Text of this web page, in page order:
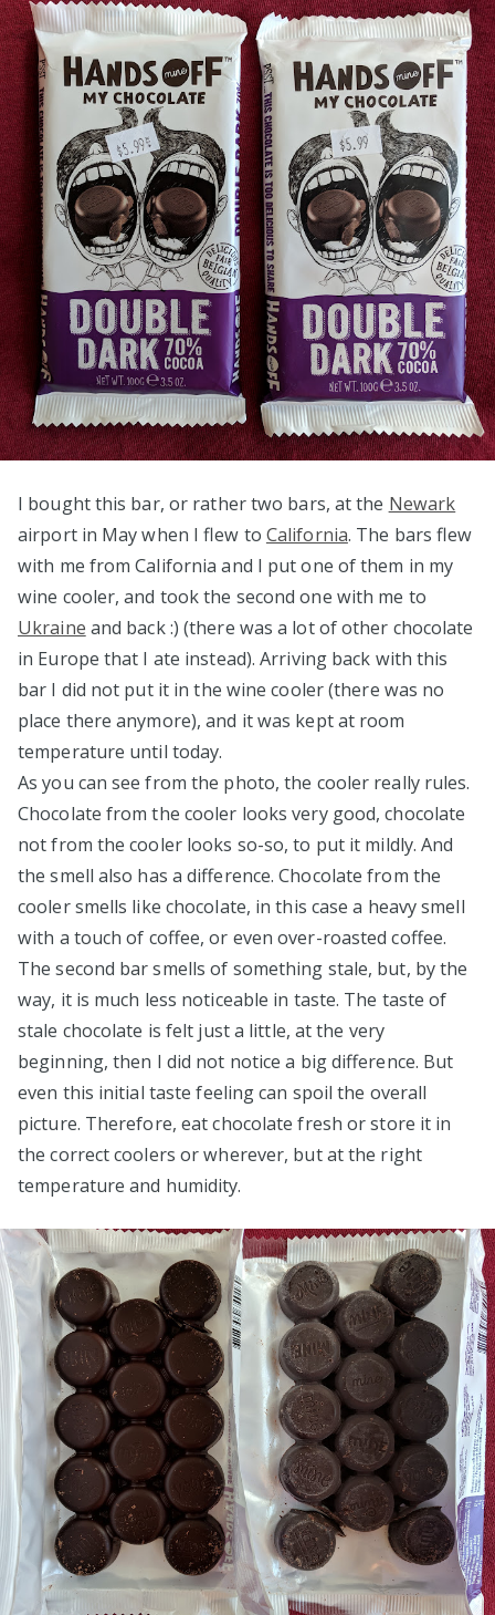
I bought this bar, or rather two bars, at the Newark
airport in May when I flew to California. The bars flew
with me from California and I put one of them in my
wine cooler, and took the second one with me to
Ukraine and back :) (there was a lot of other chocolate
in Europe that I ate instead). Arriving back with this
bar I did not put it in the wine cooler (there was no
place there anymore), and it was kept at room
temperature until today.
As you can see from the photo, the cooler really rules.
Chocolate from the cooler looks very good, chocolate
not from the cooler looks so-so, to put it mildly. And
the smell also has a difference. Chocolate from the
cooler smells like chocolate, in this case a heavy smell
with a touch of coffee, or even over-roasted coffee.
The second bar smells of something stale, but, by the
way, it is much less noticeable in taste. The taste of
stale chocolate is felt just a little, at the very
beginning, then I did not notice a big difference. But
even this initial taste feeling can spoil the overall
picture. Therefore, eat chocolate fresh or store it in
the correct coolers or wherever, but at the right
temperature and humidity.